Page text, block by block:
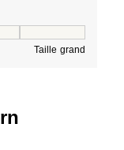
Taille grand